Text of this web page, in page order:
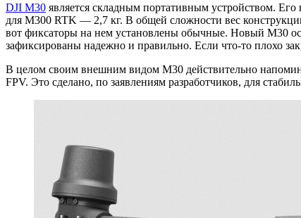
DJI M30 является складным портативным устройством.
для M300 RTK — 2,7 кг. В общей сложности вес
вот фиксаторы на нем установлены обычные. Новый M30
зафиксированы надежно и правильно. Если что-то плохо
В целом своим внешним видом M30 действительно
FPV. Это сделано, по заявлениям разработчиков, для